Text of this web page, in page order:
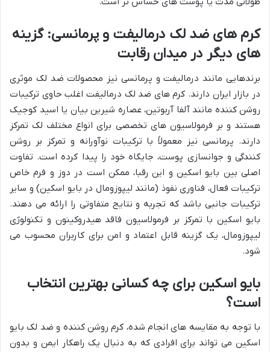
کرم های ضد لک درمالیفت و پرمانسی: گزینه
های دیگر در میدان رقابت
برندهایی مانند درمالیفت و پرمانسی نیز محصولات ضد لک موثری
در بازار ایران دارند. کرم های ضد لک درمالیفت اغلب حاوی ترکیبات
روشن کننده مانند آلفا آربوتین، عصاره شیرین بیان یا اسید کوجیک
هستند و بر فرمولاسیون های تخصصی برای انواع مختلف لک تمرکز
دارند. پرمانسی نیز معمولاً با ترکیبات نوآورانه و تمرکز بر روشن
کنندگی و جوانسازی پوست، جایگاه خود را پیدا کرده است. تفاوت
اصلی بین بایو اسکین و این رقبا، ممکن است در دوز و فرم خاص
ترکیبات فعال، فناوری نفوذ (مانند لیپوزومال در بایو اسکین) و سایر
ترکیبات جانبی باشد که تجربه و نتایج متفاوتی را ارائه می دهند.
بایو اسکین با تمرکز بر فرمولاسیون فاقد هیدروکینون و تکنولوژی
لیپوزومال، یک گزینه قابل اعتماد و امن برای کاربران محسوب می
شود.
بایو اسکین برای چه کسانی بهترین انتخاب
است؟
با توجه به مقایسه های انجام شده، کرم روشن کننده و ضد لک بایو
اسکین می تواند برای افرادی که به دنبال یک راهکار ایمن و بدون